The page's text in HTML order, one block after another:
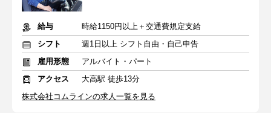
給与
時給1150円以上＋交通費規定支給
シフト
週1日以上 シフト自由・自己申告
雇用形態
アルバイト・パート
アクセス
大高駅 徒歩13分
株式会社コムラインの求人一覧を見る